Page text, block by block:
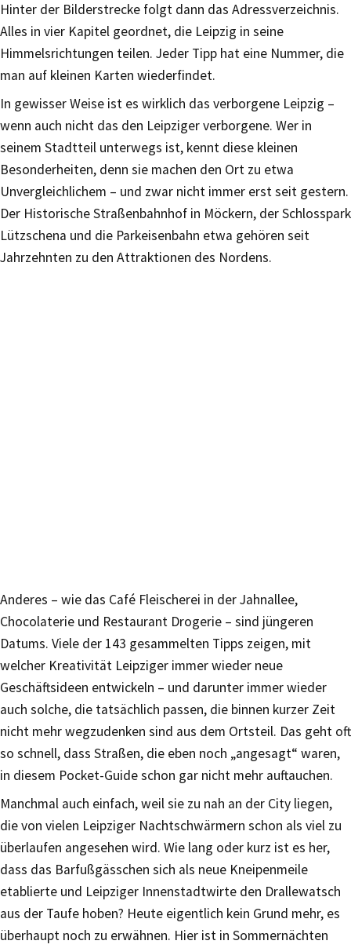
Hinter der Bilderstrecke folgt dann das Adressverzeichnis.
Alles in vier Kapitel geordnet, die Leipzig in seine
Himmelsrichtungen teilen. Jeder Tipp hat eine Nummer, die
man auf kleinen Karten wiederfindet.
In gewisser Weise ist es wirklich das verborgene Leipzig –
wenn auch nicht das den Leipziger verborgene. Wer in
seinem Stadtteil unterwegs ist, kennt diese kleinen
Besonderheiten, denn sie machen den Ort zu etwa
Unvergleichlichem – und zwar nicht immer erst seit gestern.
Der Historische Straßenbahnhof in Möckern, der Schlosspark
Lützschena und die Parkeisenbahn etwa gehören seit
Jahrzehnten zu den Attraktionen des Nordens.
Anderes – wie das Café Fleischerei in der Jahnallee,
Chocolaterie und Restaurant Drogerie – sind jüngeren
Datums. Viele der 143 gesammelten Tipps zeigen, mit
welcher Kreativität Leipziger immer wieder neue
Geschäftsideen entwickeln – und darunter immer wieder
auch solche, die tatsächlich passen, die binnen kurzer Zeit
nicht mehr wegzudenken sind aus dem Ortsteil. Das geht oft
so schnell, dass Straßen, die eben noch „angesagt“ waren,
in diesem Pocket-Guide schon gar nicht mehr auftauchen.
Manchmal auch einfach, weil sie zu nah an der City liegen,
die von vielen Leipziger Nachtschwärmern schon als viel zu
überlaufen angesehen wird. Wie lang oder kurz ist es her,
dass das Barfußgässchen sich als neue Kneipenmeile
etablierte und Leipziger Innenstadtwirte den Drallewatsch
aus der Taufe hoben? Heute eigentlich kein Grund mehr, es
überhaupt noch zu erwähnen. Hier ist in Sommernächten